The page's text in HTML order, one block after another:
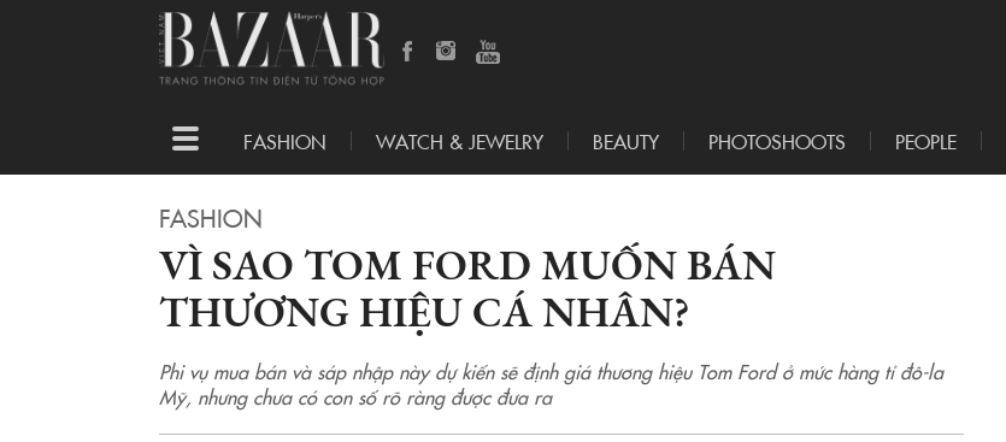
Toggle
navigation
FASHION WATCH & JEWELRY BEAUTY PHOTOSHOOTS PEOPLE
FASHION
VÌ SAO TOM FORD MUỐN BÁN
THƯƠNG HIỆU CÁ NHÂN?
Phi vụ mua bán và sáp nhập này dự kiến sẽ định giá thương hiệu Tom Ford ở mức hàng tỉ đô-la
Mỹ, nhưng chưa có con số rõ ràng được đưa ra